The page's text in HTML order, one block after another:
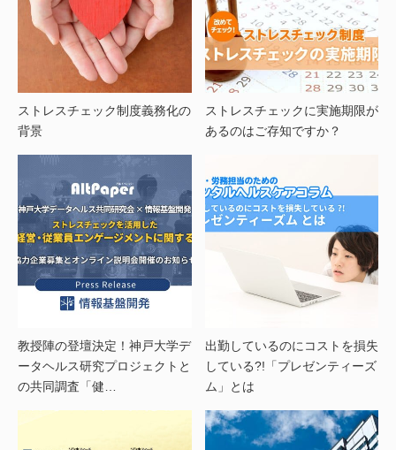
ストレスチェック制度義務化の
背景
ストレスチェックに実施期限が
あるのはご存知ですか？
教授陣の登壇決定！神戸大学デ
ータヘルス研究プロジェクトと
の共同調査「健…
出勤しているのにコストを損失
している?!「プレゼンティーズ
ム」とは